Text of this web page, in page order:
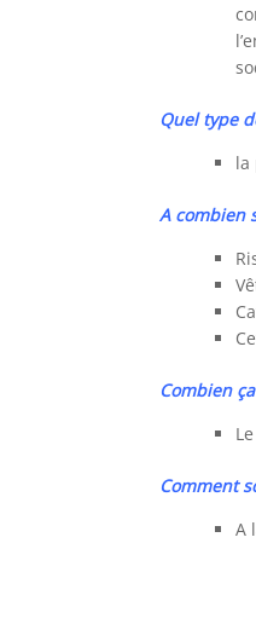
Quel type
la
A combien
Combien
Comment
A